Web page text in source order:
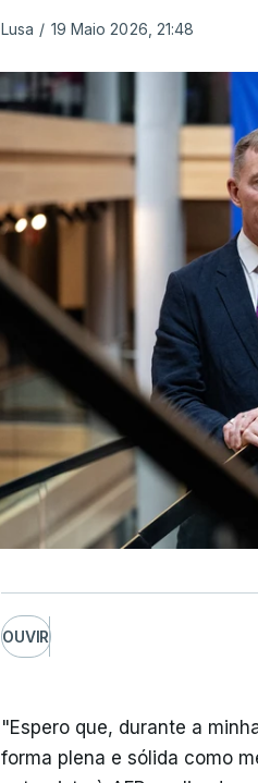
Lusa / 19 Maio 2026, 21:48
OUVIR
"Espero que, durante a
forma plena e sólida como